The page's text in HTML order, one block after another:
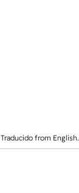
Traducido from English.